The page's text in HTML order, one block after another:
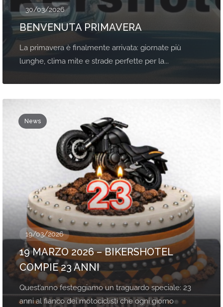
30/03/2026
BENVENUTA PRIMAVERA
La primavera è finalmente arrivata: giornate più
lunghe, clima mite e strade perfette per la...
News
19/03/2026
19 MARZO 2026 – BIKERSHOTEL
COMPIE 23 ANNI
Quest’anno festeggiamo un traguardo speciale: 23
anni al fianco dei motociclisti che ogni giorno